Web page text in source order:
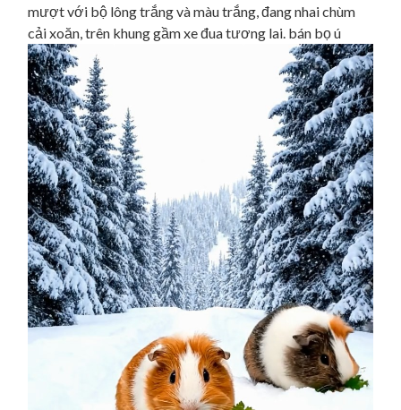
mượt với bộ lông trắng và màu trắng, đang nhai chùm
cải xoăn, trên khung gầm xe đua tương lai. bán bọ ú